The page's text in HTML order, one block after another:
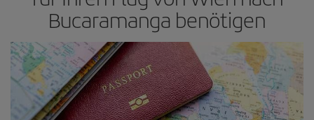
Bucaramanga benötigen